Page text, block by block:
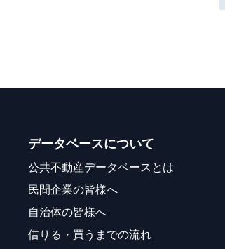
データベースについて
公共不動産データベースとは
民間企業の皆様へ
自治体の皆様へ
借りる・買うまでの流れ